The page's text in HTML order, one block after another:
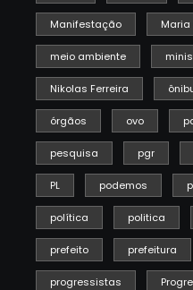
Manifestação Maria
meio ambiente
Nikolas Ferreira
órgãos ovo
pesquisa pgr
PL podemos
política politica
prefeito prefeitura
progressistas